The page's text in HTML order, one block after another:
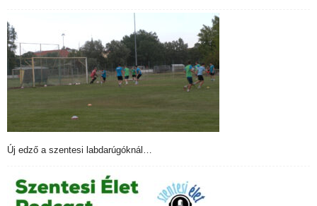
Új edző a szentesi labdarúgóknál…